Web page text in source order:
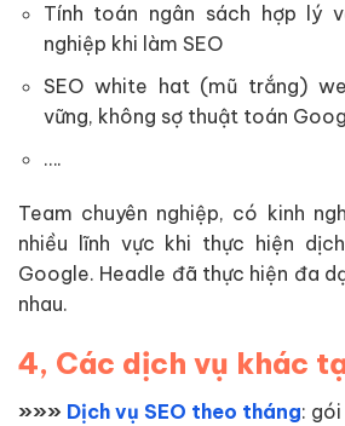
Tính toán ngân sách hợp lý
nghiệp khi làm SEO
SEO white hat (mũ trắng)
vững, không sợ thuật toán
….
Team chuyên nghiệp, có kinh
nhiều lĩnh vực khi thực hiện
Google. Headle đã thực hiện đa
nhau.
4, Các dịch vụ khác
»»» Dịch vụ SEO theo tháng: